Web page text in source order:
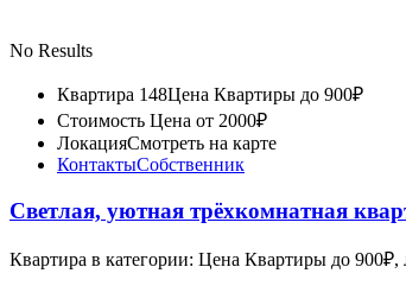
No Results
Квартира 148Цена Квартиры до 900₽
Стоимость Цена от 2000₽
ЛокацияСмотреть на карте
КонтактыСобственник
Светлая, уютная трёхкомнатная
Квартира в категории: Цена Квартиры до